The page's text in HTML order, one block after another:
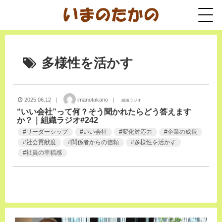
多様性を活かす
2025.06.12 ｜ imanotakano ｜ 組織ラジオ
“いい会社”って何？そう聞かれたらどう答えます
か？｜組織ラジオ#242
#リーダーシップ #いい会社 #変化対応力 #企業の成長
#社会貢献度 #関係者からの信頼 #多様性を活かす
#社員の幸福感